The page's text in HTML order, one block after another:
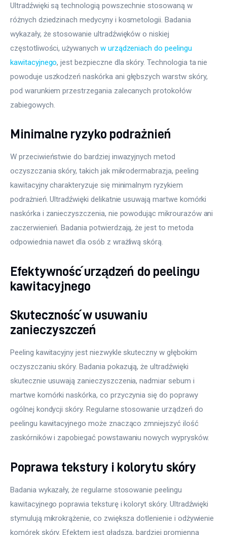
Ultradźwięki są technologią powszechnie stosowaną w
różnych dziedzinach medycyny i kosmetologii. Badania
wykazały, że stosowanie ultradźwięków o niskiej
częstotliwości, używanych w urządzeniach do peelingu
kawitacyjnego, jest bezpieczne dla skóry. Technologia ta nie
powoduje uszkodzeń naskórka ani głębszych warstw skóry,
pod warunkiem przestrzegania zalecanych protokołów
zabiegowych.
Minimalne ryzyko podrażnień
W przeciwieństwie do bardziej inwazyjnych metod
oczyszczania skóry, takich jak mikrodermabrazja, peeling
kawitacyjny charakteryzuje się minimalnym ryzykiem
podrażnień. Ultradźwięki delikatnie usuwają martwe komórki
naskórka i zanieczyszczenia, nie powodując mikrourazów ani
zaczerwienień. Badania potwierdzają, że jest to metoda
odpowiednia nawet dla osób z wrażliwą skórą.
Efektywność urządzeń do peelingu
kawitacyjnego
Skuteczność w usuwaniu
zanieczyszczeń
Peeling kawitacyjny jest niezwykle skuteczny w głębokim
oczyszczaniu skóry. Badania pokazują, że ultradźwięki
skutecznie usuwają zanieczyszczenia, nadmiar sebum i
martwe komórki naskórka, co przyczynia się do poprawy
ogólnej kondycji skóry. Regularne stosowanie urządzeń do
peelingu kawitacyjnego może znacząco zmniejszyć ilość
zaskórników i zapobiegać powstawaniu nowych wyprysków.
Poprawa tekstury i kolorytu skóry
Badania wykazały, że regularne stosowanie peelingu
kawitacyjnego poprawia teksturę i koloryt skóry. Ultradźwięki
stymulują mikrokrążenie, co zwiększa dotlenienie i odżywienie
komórek skóry. Efektem jest gładsza, bardziej promienna